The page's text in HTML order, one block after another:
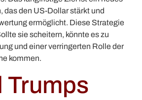
das den US-Dollar stärkt und
ermöglicht. Diese Strategie
sie scheitern, könnte es zu
und einer verringerten Rolle der
kommen.
Trumps